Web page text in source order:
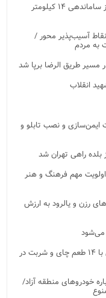
چالوس آماده جهشی تازه در مسیر توسعه/ از ساماندهی ۱۴ کیلومتر
آسیب‌پذیر محور /
به مردم
انقلاب
ایمن‌سازی و نصب تابلو و
توسعه باغ هنر و برگزاری رویدادهای ملی ۲ اولویت مهم فرهنگ و هنر
رزن و یالرود به ارزش
می‌شود
پذیرایی متفاوت و باشکوه از عزاداران حسینی با ۱۴ طعم چای و شربت در
خودروهای منطقه آزاد/